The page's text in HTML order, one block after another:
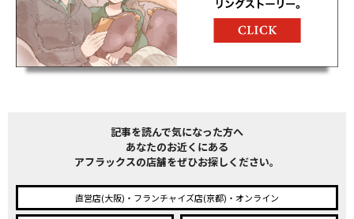
記事を読んで気になった方へ
あなたのお近くにある
アフラックスの店舗をぜひお探しください。
直営店(大阪)・フランチャイズ店(京都)・オンライン